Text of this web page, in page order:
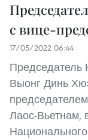
с вице-
17/05/2022 06:44
Председатель
Выонг Динь
Лаос-Вьетнам,